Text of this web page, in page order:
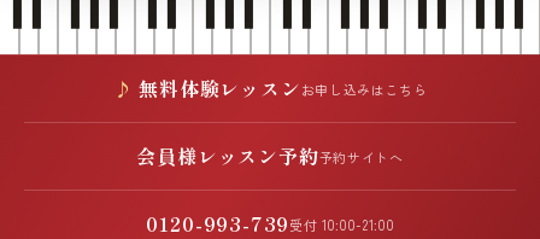
無料体験レッスンお申し込みはこちら
会員様レッスン予約予約サイトへ
0120-993-739受付 10:00-21:00